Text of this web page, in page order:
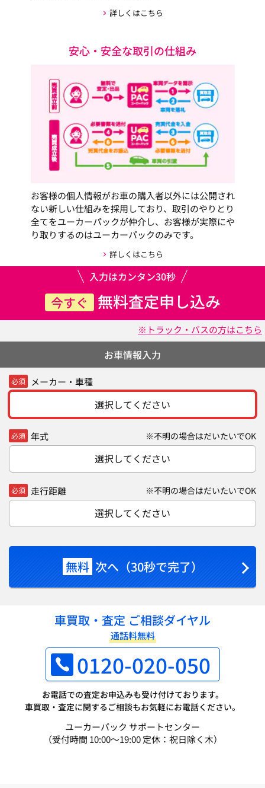
詳しくはこちら
安心・安全な取引の仕組み
お客様の個人情報がお車の購入者以外には公開され
ない新しい仕組みを採用しており、取引のやりとり
全てをユーカーパックが仲介し、お客様が実際にや
り取りするのはユーカーパックのみです。
詳しくはこちら
入力はカンタン30秒
今すぐ 無料査定申し込み
※トラック・バスの方はこちら
お車情報入力
必須 メーカー・車種
選択してください
必須 年式 ※不明の場合はだいたいでOK
選択してください
必須 走行距離 ※不明の場合はだいたいでOK
選択してください
無料 次へ（30秒で完了）
車買取・査定 ご相談ダイヤル
通話料無料
0120-020-050
お電話での査定お申込みも受け付けております。
車買取・査定に関するご相談もお気軽にお電話ください。
ユーカーパック サポートセンター
（受付時間 10:00～19:00 定休：祝日除く木）